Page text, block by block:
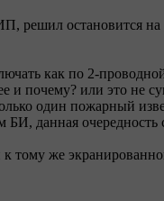
решил остановится
как по 2-
и почему? или это не
один пожарный
БИ, данная
же